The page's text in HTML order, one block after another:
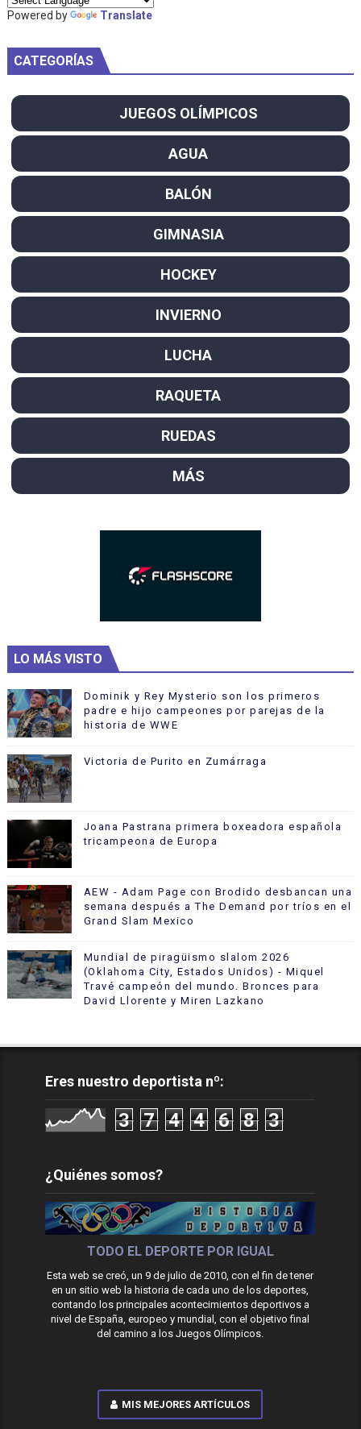
Powered by Translate
CATEGORÍAS
JUEGOS OLÍMPICOS
AGUA
BALÓN
GIMNASIA
HOCKEY
INVIERNO
LUCHA
RAQUETA
RUEDAS
MÁS
LO MÁS VISTO
Dominik y Rey Mysterio son los primeros
padre e hijo campeones por parejas de la
historia de WWE
Victoria de Purito en Zumárraga
Joana Pastrana primera boxeadora española
tricampeona de Europa
AEW - Adam Page con Brodido desbancan una
semana después a The Demand por tríos en el
Grand Slam Mexico
Mundial de piragüismo slalom 2026
(Oklahoma City, Estados Unidos) - Miquel
Travé campeón del mundo. Bronces para
David Llorente y Miren Lazkano
Eres nuestro deportista nº:
3 7 4 4 6 8 3
¿Quiénes somos?
TODO EL DEPORTE POR IGUAL
Esta web se creó, un 9 de julio de 2010, con el fin de tener
en un sitio web la historia de cada uno de los deportes,
contando los principales acontecimientos deportivos a
nivel de España, europeo y mundial, con el objetivo final
del camino a los Juegos Olímpicos.
MIS MEJORES ARTÍCULOS